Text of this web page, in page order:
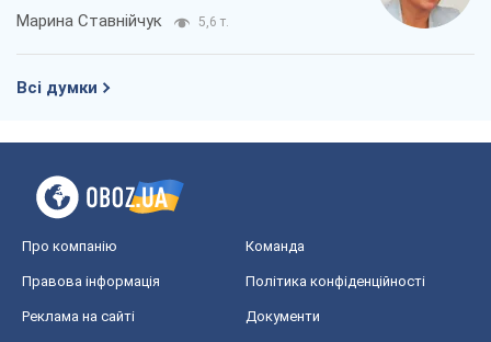
Марина Ставнійчук 5,6 т.
Всі думки
Про компанію Команда
Правова інформація Політика конфіденційності
Реклама на сайті Документи